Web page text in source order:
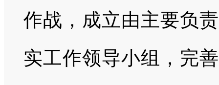
作战，成立由主要负
实工作领导小组，完